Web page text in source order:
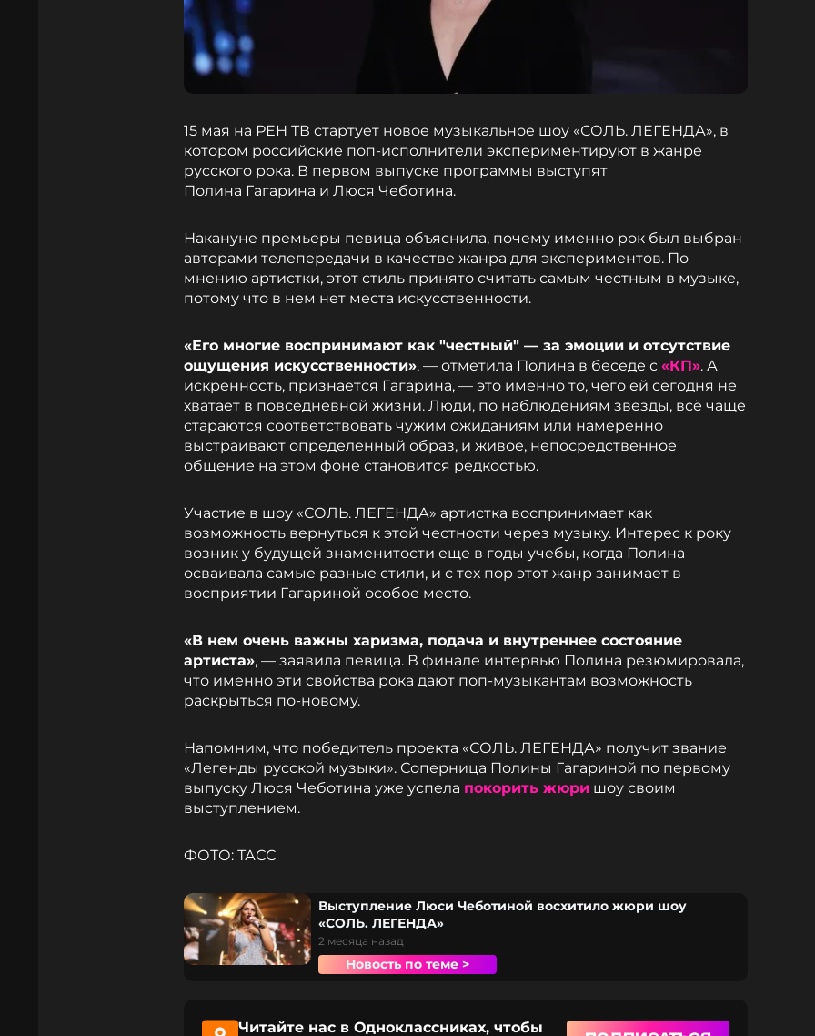
15 мая на РЕН ТВ стартует новое музыкальное шоу «СОЛЬ. ЛЕГЕНДА», в
котором российские поп-исполнители экспериментируют в жанре
русского рока. В первом выпуске программы выступят
Полина Гагарина и Люся Чеботина.
Накануне премьеры певица объяснила, почему именно рок был выбран
авторами телепередачи в качестве жанра для экспериментов. По
мнению артистки, этот стиль принято считать самым честным в музыке,
потому что в нем нет места искусственности.
«Его многие воспринимают как "честный" — за эмоции и отсутствие
ощущения искусственности», — отметила Полина в беседе с «КП». А
искренность, признается Гагарина, — это именно то, чего ей сегодня не
хватает в повседневной жизни. Люди, по наблюдениям звезды, всё чаще
стараются соответствовать чужим ожиданиям или намеренно
выстраивают определенный образ, и живое, непосредственное
общение на этом фоне становится редкостью.
Участие в шоу «СОЛЬ. ЛЕГЕНДА» артистка воспринимает как
возможность вернуться к этой честности через музыку. Интерес к року
возник у будущей знаменитости еще в годы учебы, когда Полина
осваивала самые разные стили, и с тех пор этот жанр занимает в
восприятии Гагариной особое место.
«В нем очень важны харизма, подача и внутреннее состояние
артиста», — заявила певица. В финале интервью Полина резюмировала,
что именно эти свойства рока дают поп-музыкантам возможность
раскрыться по-новому.
Напомним, что победитель проекта «СОЛЬ. ЛЕГЕНДА» получит звание
«Легенды русской музыки». Соперница Полины Гагариной по первому
выпуску Люся Чеботина уже успела покорить жюри шоу своим
выступлением.
ФОТО: ТАСС
Выступление Люси Чеботиной восхитило жюри шоу
«СОЛЬ. ЛЕГЕНДА»
2 месяца назад
Новость по теме >
Читайте нас в Одноклассниках, чтобы